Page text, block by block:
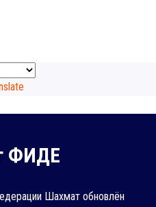
ФИДЕ
Шахмат обновлён